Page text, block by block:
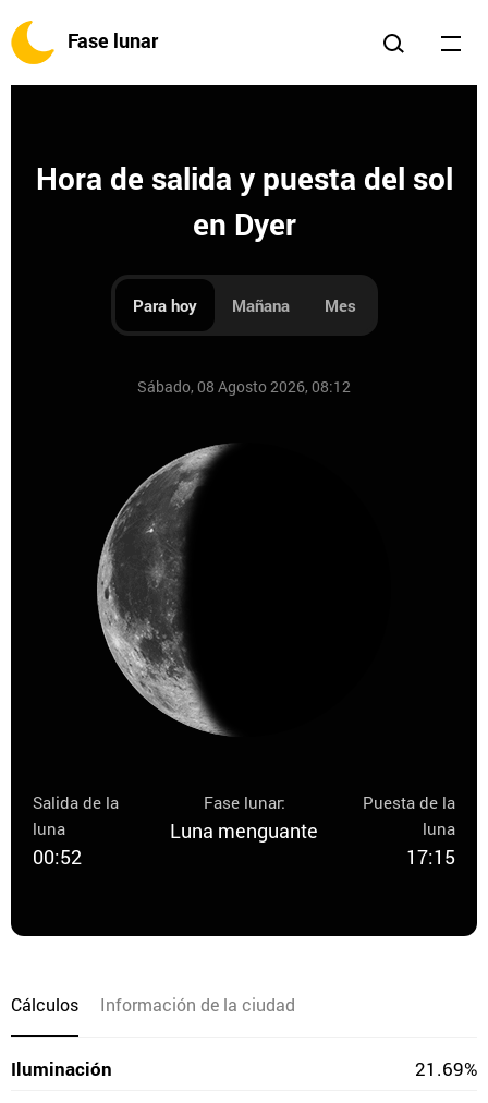
Fase lunar
Hora de salida y puesta del sol
en Dyer
Para hoy Mañana Mes
Sábado, 08 Agosto 2026, 08:12
Salida de la
luna
00:52
Fase lunar:
Luna menguante
Puesta de la
luna
17:15
Cálculos Información de la ciudad
Iluminación
21.69%